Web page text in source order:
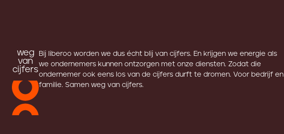
weg
van
cijfers
Bij liberoo worden we dus écht blij van cijfers. En krijgen we energie als
we ondernemers kunnen ontzorgen met onze diensten. Zodat die
ondernemer ook eens los van de cijfers durft te dromen. Voor bedrijf en
familie. Samen weg van cijfers.